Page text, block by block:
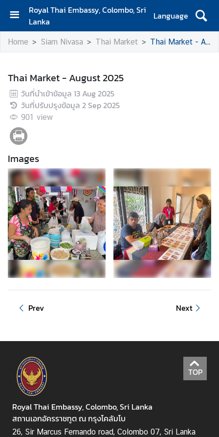
Royal Thai Embassy, Colombo, Sri
Lanka
Language
H
o
A
b
o
u
t
S
i
a
m
N
i
v
a
s
a
a
L
e
g
a
l
i
Home Siam Nivasa Thai Market Thai Market - August 2025
Thai Market - August 2025
วันที่นำเข้าข้อมูล 13 Aug 2025
วันที่ปรับปรุงข้อมูล 2 Sep 2025
901 view
Images
Prev Next
TOP
Royal Thai Embassy, Colombo, Sri Lanka
สถานเอกอัครราชทูต ณ กรุงโคลัมโบ
26, Sir Marcus Fernando road, Colombo 07, Sri Lanka